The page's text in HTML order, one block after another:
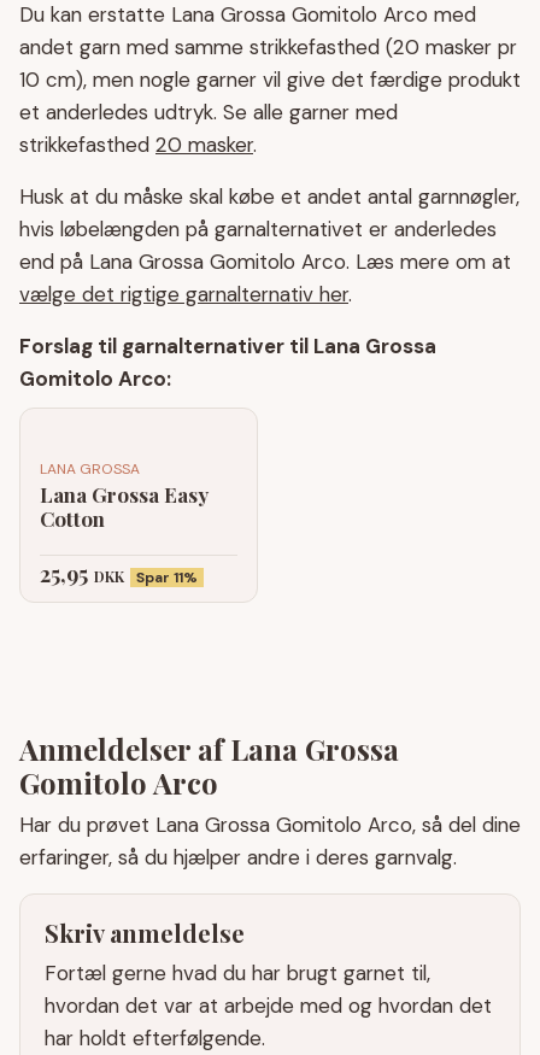
Du kan erstatte Lana Grossa Gomitolo Arco med
andet garn med samme strikkefasthed (20 masker pr
10 cm), men nogle garner vil give det færdige produkt
et anderledes udtryk. Se alle garner med
strikkefasthed 20 masker.
Husk at du måske skal købe et andet antal garnnøgler,
hvis løbelængden på garnalternativet er anderledes
end på Lana Grossa Gomitolo Arco. Læs mere om at
vælge det rigtige garnalternativ her.
Forslag til garnalternativer til Lana Grossa
Gomitolo Arco:
LANA GROSSA
Lana Grossa Easy
Cotton
25,95 DKK Spar 11%
Anmeldelser af Lana Grossa
Gomitolo Arco
Har du prøvet Lana Grossa Gomitolo Arco, så del dine
erfaringer, så du hjælper andre i deres garnvalg.
Skriv anmeldelse
Fortæl gerne hvad du har brugt garnet til,
hvordan det var at arbejde med og hvordan det
har holdt efterfølgende.